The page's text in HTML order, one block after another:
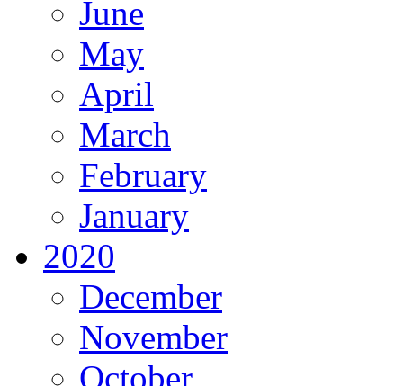
June
May
April
March
February
January
2020
December
November
October